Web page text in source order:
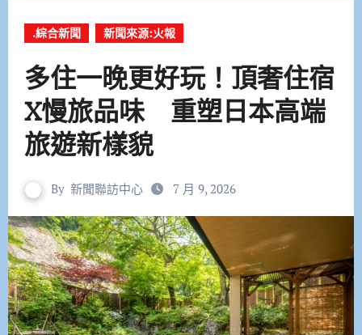
.綜合新聞 新聞來源:火報
多住一晚更好玩！頂奢住宿
X慢旅品味 重塑日本高端
旅遊新樣貌
By 新聞聯訪中心 7 月 9, 2026